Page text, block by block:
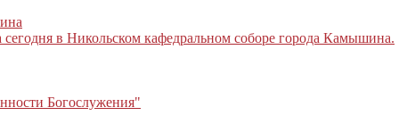
в Никольском кафедральном соборе города Камышина.
Богослужения"